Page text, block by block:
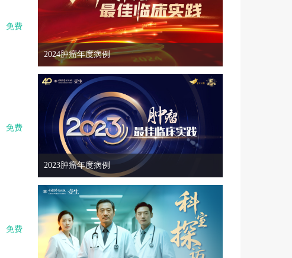
免费
免费
免费
领航论道·规范致远 肿瘤诊治能力提升学术交流项目-乳腺癌 第13期
8月12日
19:00
8月12日
19:00
8月27日
19:00
聚势谋远·质在必行 医疗质量管理协同建设项目 8月27日
2024肿瘤年度病例
2023肿瘤年度病例